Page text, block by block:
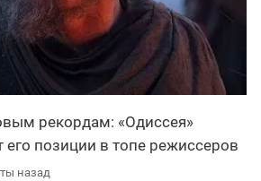
рекордам: «Одиссея»
его позиции в топе режиссеров
назад